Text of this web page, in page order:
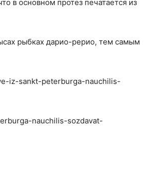
в основном протез печатается из
рыбках дарио-рерио, тем самым
iz-sankt-peterburga-nauchilis-
nauchilis-sozdavat-